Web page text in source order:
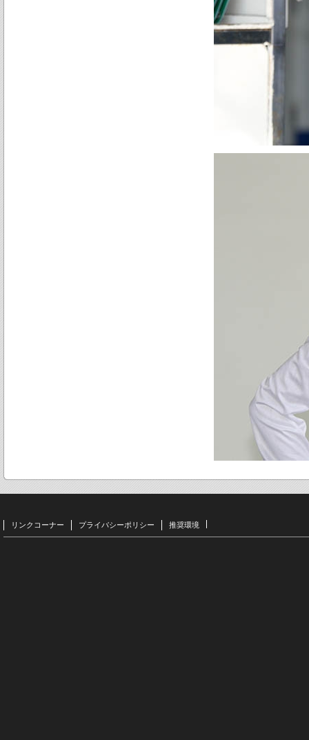
リンクコーナー プライバシーポリシー 推奨環境